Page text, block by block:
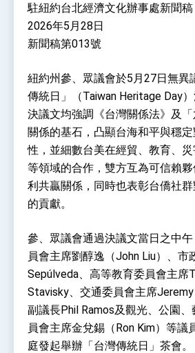
升級 籲請立院全力支持並
臺美簽署「對等貿易協定」
疊加 我輸美2072項產品豁免
總統接受「法新社」（AFP
外交部長林佳龍於《外交
世界 需要台灣，團結合作
外交部長林佳龍出席《台灣
「見證蛻變，分享世界的
位轉 型迎向下個50年
總統主持「台美經濟繁榮
明臺美合作三大戰略方向
領 下一個世代的繁榮
外交部長林佳龍接受印尼
述印太安全局勢，籲深化
作
外交部長林佳龍午宴歡迎
訪問團
臺美經貿談判獲階段性成果
成「臺美對等貿易協定」簽
卓揆：臺美關稅談判階段性
利戰略地位 全力支持「臺
外交部與數位發展部攜手
位實力，達成固邦榮邦目標
外交部長林佳龍主持第35
策略小組」跨部會會議
民調顯示多數國人滿意政府
駐紐約台北經濟文化辦事處新聞稿
2026年5月28日
新聞稿第013號
紐約州參、眾議會於5月27日無異
傳統日」（Taiwan Heritage Day
決議文均強調《台灣關係法》及
關係的基石，凸顯台海和平與穩
性，並細數台美在經貿、教育、
等領域的合作，雙方互為可信賴
利共贏關係，同時也表彰台僑社
的貢獻。
參、眾議會通過決議文當日之中
員會主席劉醇逸（John Liu）、市
Sepúlveda、高等教育委員會主席
Stavisky、交通委員會主席
副議長Phil Ramos及觀光、公園
員會主席金兌錫（Ron Kim）等議
庭發起舉辦「台灣傳統日」茶會。